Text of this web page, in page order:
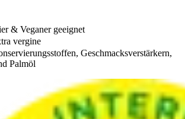
& Veganer geeignet
vergine
Geschmacksverstärkern,
Palmöl